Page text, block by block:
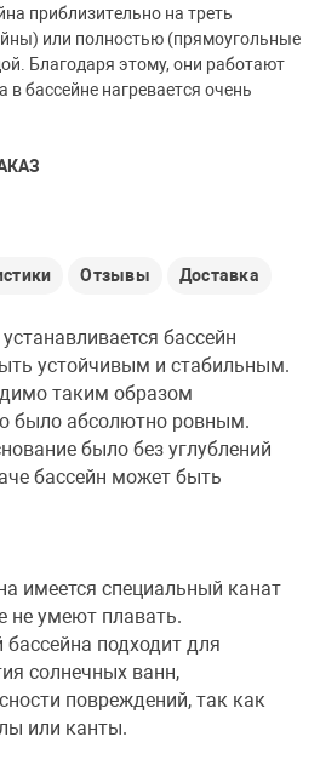
приблизительно на треть
или полностью (прямоугольные
Благодаря этому, они работают
в бассейне нагревается очень
Отзывы Доставка
бассейн
устойчивым и стабильным.
таким образом
было абсолютно ровным.
было без углублений
бассейн может быть
имеется специальный канат
не умеют плавать.
подходит для
солнечных ванн,
повреждений, так как
или канты.